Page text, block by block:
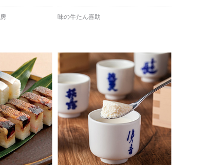
房 味の牛たん喜助